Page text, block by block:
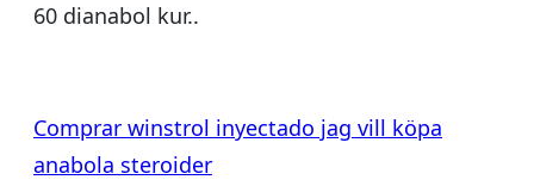
60 dianabol kur..
Comprar winstrol inyectado jag vill köpa
anabola steroider